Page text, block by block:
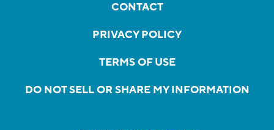
CONTACT
PRIVACY POLICY
TERMS OF USE
DO NOT SELL OR SHARE MY INFORMATION